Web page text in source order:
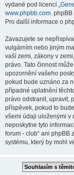
vydané pod licencí „
www.phpbb.com.
Pro další informace o
Zavazujete se
vulgárním nebo jiným
vaší zemi, zákony v
právo. Tato činnost
upozornění vašeho
pokud bude uznáno za
případné uplatnění
právo odstranit, upravit,
příspěvek, pokud to
všemi údaji uloženými v
neposkytne tyto
forum - club“ ani phpBB
systému, který by mohl